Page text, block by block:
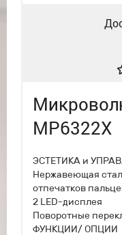
MP6322X
ЭСТЕТИКА и
Нержавеющая
отпечатков
2 LЕD-дисплея
Поворотные
ФУНКЦИИ/ ОПЦИИ